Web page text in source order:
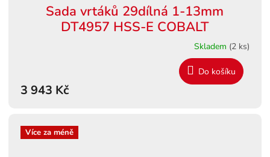
A
R
M
Sada vrtáků 29dílná 1-13mm
DT4957 HSS-E COBALT
Skladem (2 ks)
3 943 Kč
Do košíku
Více za méně